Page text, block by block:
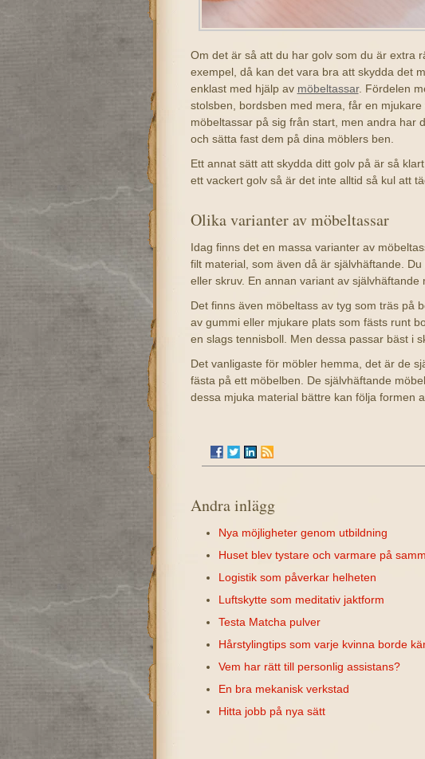
Om det är så att du har golv som du är extra
exempel, då kan det vara bra att skydda det
enklast med hjälp av möbeltassar. Fördelen
stolsben, bordsben med mera, får en
möbeltassar på sig från start, men andra har
och sätta fast dem på dina möblers ben.
Ett annat sätt att skydda ditt golv på är så
ett vackert golv så är det inte alltid så kul att
Olika varianter av möbeltassar
Idag finns det en massa varianter av
filt material, som även då är självhäftande.
eller skruv. En annan variant av
Det finns även möbeltass av tyg som träs på
av gummi eller mjukare plats som fästs runt
en slags tennisboll. Men dessa passar bäst i
Det vanligaste för möbler hemma, det är de
fästa på ett möbelben. De självhäftande
dessa mjuka material bättre kan följa formen
Andra inlägg
Nya möjligheter genom utbildning
Huset blev tystare och varmare på
Logistik som påverkar helheten
Luftskytte som meditativ jaktform
Testa Matcha pulver
Hårstylingtips som varje kvinna borde
Vem har rätt till personlig assistans?
En bra mekanisk verkstad
Hitta jobb på nya sätt